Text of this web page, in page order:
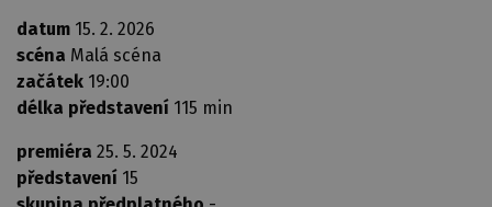
datum 15. 2. 2026
scéna Malá scéna
začátek 19:00
délka představení 115 min
premiéra 25. 5. 2024
představení 15